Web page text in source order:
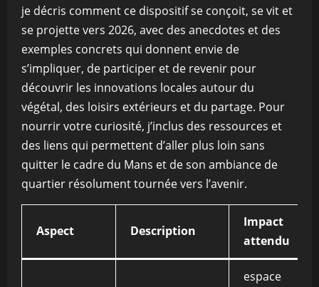
je décris comment ce dispositif se conçoit, se vit et
se projette vers 2026, avec des anecdotes et des
exemples concrets qui donnent envie de
s’impliquer, de participer et de revenir pour
découvrir les innovations locales autour du
végétal, des loisirs extérieurs et du partage. Pour
nourrir votre curiosité, j’inclus des ressources et
des liens qui permettent d’aller plus loin sans
quitter le cadre du Mans et de son ambiance de
quartier résolument tournée vers l’avenir.
Aspect Description
Impact
attendu
espace